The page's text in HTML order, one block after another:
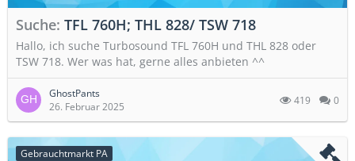
Suche TFL 760H; THL 828/ TSW 718
Hallo, ich suche Turbosound TFL 760H und THL 828 oder
TSW 718. Wer was hat, gerne alles anbieten ^^
GhostPants
26. Februar 2025
419 0
Gebrauchtmarkt PA